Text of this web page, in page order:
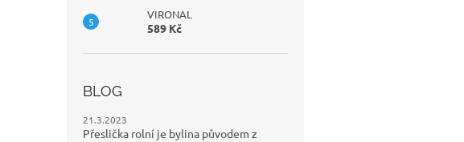
VIRONAL
589 Kč
BLOG
21.3.2023
Přeslička rolní je bylina původem z